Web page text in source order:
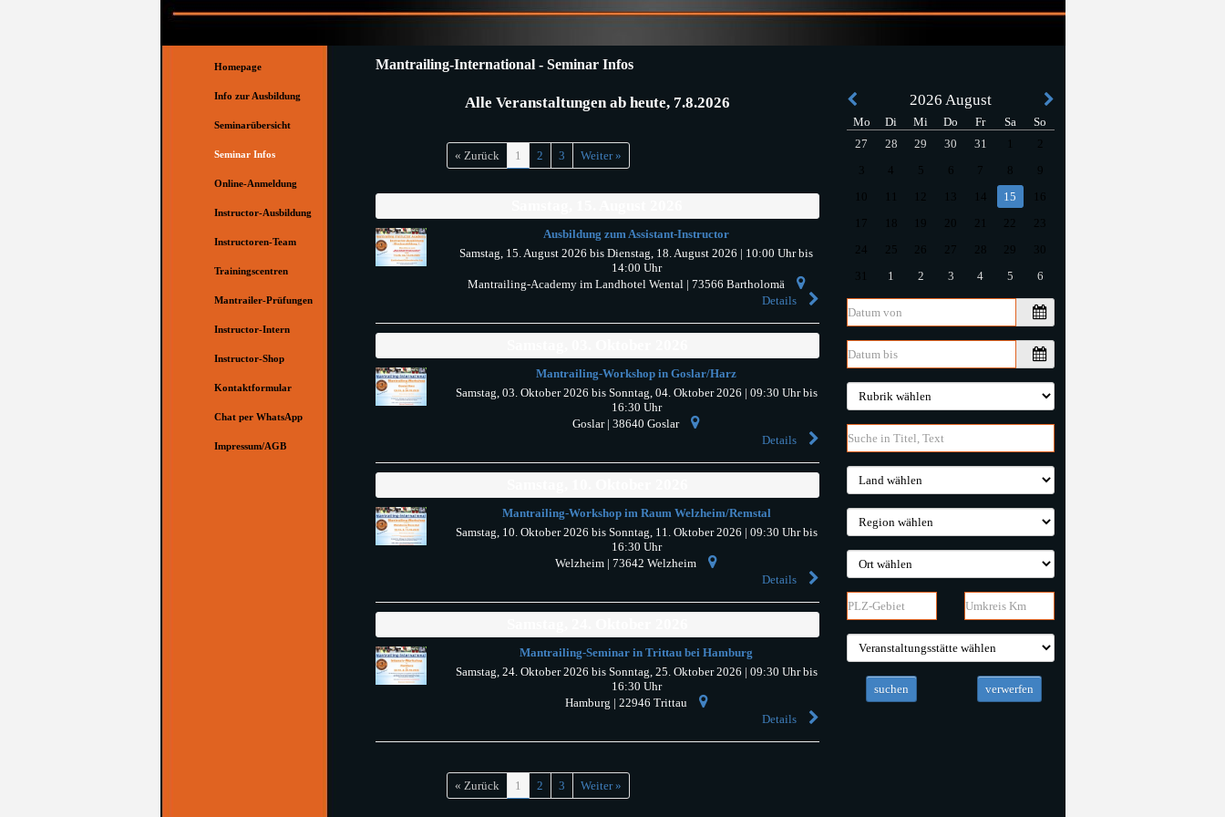
Homepage
Info zur Ausbildung
Seminarübersicht
Seminar Infos
Online-Anmeldung
Instructor-Ausbildung
Instructoren-Team ▼
Trainingscentren
Mantrailer-Prüfungen
Instructor-Intern
Instructor-Shop
Kontaktformular
Chat per WhatsApp
Impressum/AGB
Mantrailing-International - Seminar Infos
Alle Veranstaltungen ab heute, 7.8.2026
« Zurück 1 2 3 Weiter »
Ausbildung zum Assistant-Instructor
Samstag, 15. August 2026 bis Dienstag, 18. August 2026 | 10:00 Uhr bis
14:00 Uhr
Mantrailing-Academy im Landhotel Wental| 73566 Bartholomä
Details
Mantrailing-Workshop in Goslar/Harz
Samstag, 03. Oktober 2026 bis Sonntag, 04. Oktober 2026 | 09:30 Uhr bis
16:30 Uhr
Goslar|38640 Goslar
Details
Mantrailing-Workshop im Raum Welzheim/Remstal
Samstag, 10. Oktober 2026 bis Sonntag, 11. Oktober 2026 | 09:30 Uhr bis
16:30 Uhr
Welzheim |73642 Welzheim
Details
Mantrailing-Seminar in Trittau bei Hamburg
Samstag, 24. Oktober 2026 bis Sonntag, 25. Oktober 2026 | 09:30 Uhr bis
16:30 Uhr
Hamburg | 22946 Trittau
Details
« Zurück 1 2 3 Weiter »
2026 August
Mo Di Mi Do Fr Sa
So
27
28 29 30 31 1
3
4 5 6 7 8
9
10
11 12 13 14 15
16
17
18 19 20 21
23
24
25 26 27 28 29
30
31
1 2 3 4 5 6
suchen verwerfen